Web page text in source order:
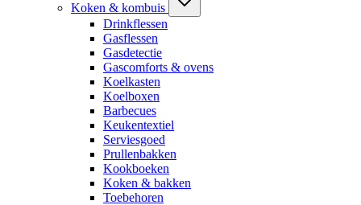
Koken & kombuis
Drinkflessen
Gasflessen
Gasdetectie
Gascomforts & ovens
Koelkasten
Koelboxen
Barbecues
Keukentextiel
Serviesgoed
Prullenbakken
Kookboeken
Koken & bakken
Toebehoren